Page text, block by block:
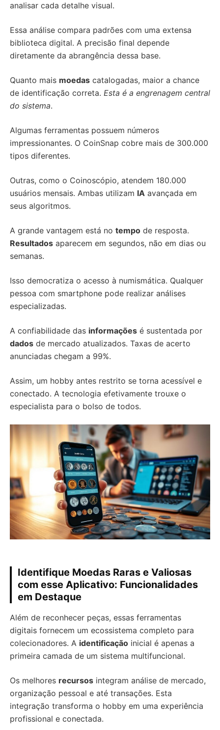
analisar cada detalhe visual.
Essa análise compara padrões com uma extensa
biblioteca digital. A precisão final depende
diretamente da abrangência dessa base.
Quanto mais moedas catalogadas, maior a chance
de identificação correta. Esta é a engrenagem central
do sistema.
Algumas ferramentas possuem números
impressionantes. O CoinSnap cobre mais de 300.000
tipos diferentes.
Outras, como o Coinoscópio, atendem 180.000
usuários mensais. Ambas utilizam IA avançada em
seus algoritmos.
A grande vantagem está no tempo de resposta.
Resultados aparecem em segundos, não em dias ou
semanas.
Isso democratiza o acesso à numismática. Qualquer
pessoa com smartphone pode realizar análises
especializadas.
A confiabilidade das informações é sustentada por
dados de mercado atualizados. Taxas de acerto
anunciadas chegam a 99%.
Assim, um hobby antes restrito se torna acessível e
conectado. A tecnologia efetivamente trouxe o
especialista para o bolso de todos.
Identifique Moedas Raras e Valiosas
com esse Aplicativo: Funcionalidades
em Destaque
Além de reconhecer peças, essas ferramentas
digitais fornecem um ecossistema completo para
colecionadores. A identificação inicial é apenas a
primeira camada de um sistema multifuncional.
Os melhores recursos integram análise de mercado,
organização pessoal e até transações. Esta
integração transforma o hobby em uma experiência
profissional e conectada.